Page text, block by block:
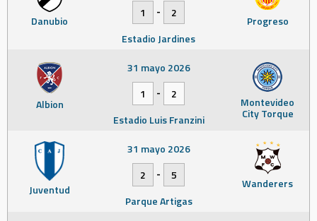
Danubio Progreso
1
-
2
Estadio Jardines
Albion Montevideo
City Torque
31 mayo 2026
1
-
2
Estadio Luis Franzini
Juventud Wanderers
31 mayo 2026
2
-
5
Parque Artigas